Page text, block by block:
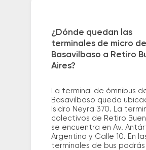
¿Dónde quedan las
terminales de micro de
Basavilbaso a Retiro
Aires?
La terminal de ómnibus
Basavilbaso queda
Isidro Neyra 370. La
colectivos de Retiro
se encuentra en Av.
Argentina y Calle 10. En
terminales de bus podrás